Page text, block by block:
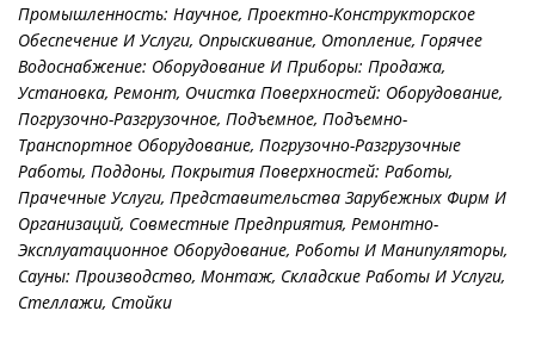
Промышленность: Научное, Проектно-Конструкторское
Обеспечение И Услуги, Опрыскивание, Отопление, Горячее
Водоснабжение: Оборудование И Приборы: Продажа,
Установка, Ремонт, Очистка Поверхностей: Оборудование,
Погрузочно-Разгрузочное, Подъемное, Подъемно-
Транспортное Оборудование, Погрузочно-Разгрузочные
Работы, Поддоны, Покрытия Поверхностей: Работы,
Прачечные Услуги, Представительства Зарубежных Фирм И
Организаций, Совместные Предприятия, Ремонтно-
Эксплуатационное Оборудование, Роботы И Манипуляторы,
Сауны: Производство, Монтаж, Складские Работы И Услуги,
Стеллажи, Стойки